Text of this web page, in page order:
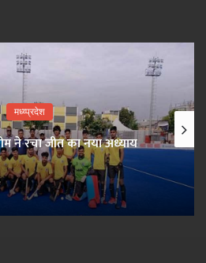
मध्य्प्रदेश
ने रचा जीत का नया अध्याय